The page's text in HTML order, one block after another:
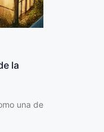
la
una de